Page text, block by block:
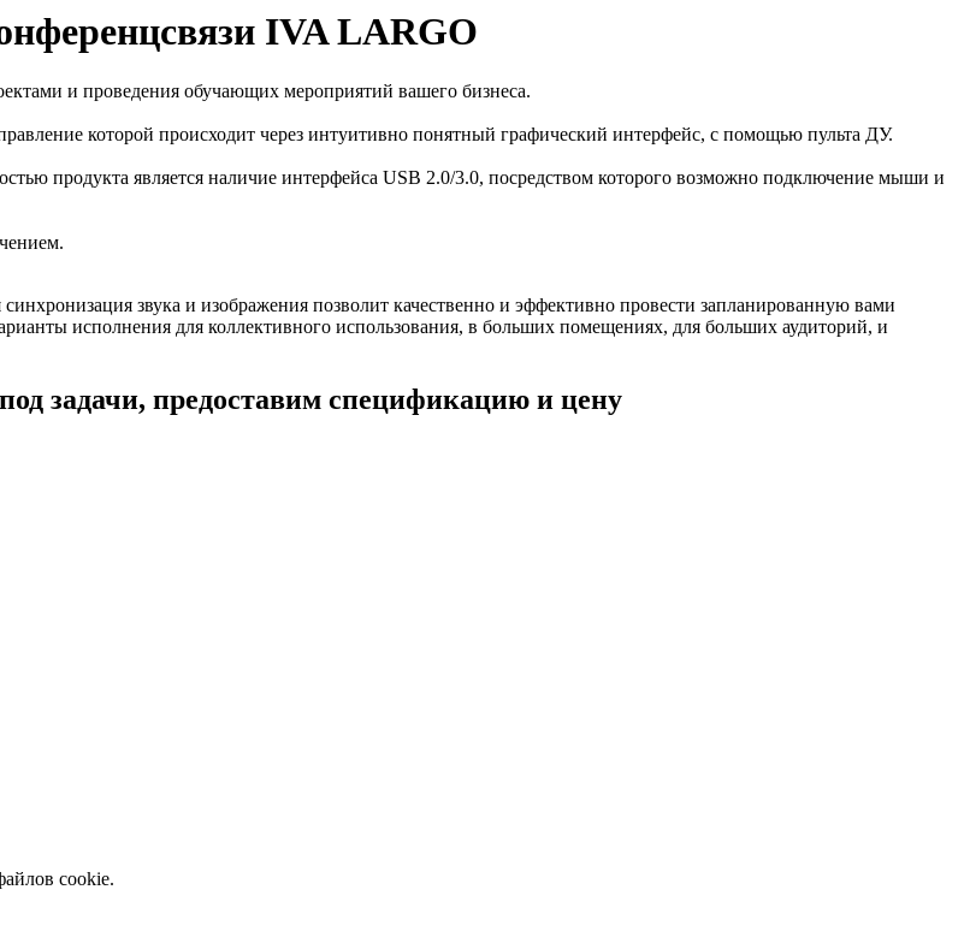
IVA LARGO
и проведения обучающих мероприятий вашего бизнеса.
которой происходит через интуитивно понятный графический интерфейс, с помощью пульта ДУ.
продукта является наличие интерфейса USB 2.0/3.0, посредством которого возможно подключение мыши и
звука и изображения позволит качественно и эффективно провести запланированную вами
исполнения для коллективного использования, в больших помещениях, для больших аудиторий, и
задачи, предоставим спецификацию и цену
cookie.